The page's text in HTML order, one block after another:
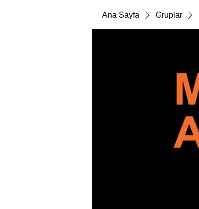
Ana Sayfa Gruplar